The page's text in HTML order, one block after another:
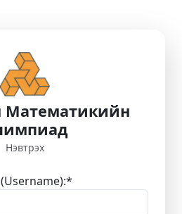
Математикийн
Нэвтрэх
*